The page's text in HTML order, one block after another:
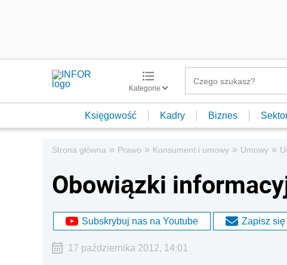
Kategorie
Księgowość Kadry Biznes
Strona główna » Prawo » Konsument i umowy » Umowy »
Obowiązki
Subskrybuj nas na Youtube Zapisz
17 października 2012, 14:01